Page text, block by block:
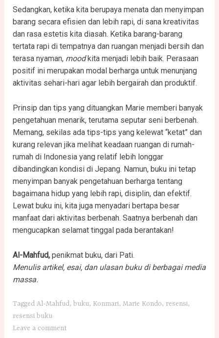
Sedangkan, ketika kita berupaya menata dan menyimpan
barang secara efisien dan lebih rapi, di sana kreativitas
dan rasa estetis kita diasah. Ketika barang-barang
tertata rapi di tempatnya dan ruangan menjadi bersih dan
terasa nyaman, moodkita menjadi lebih baik. Perasaan
positif ini merupakan modal berharga untuk menunjang
aktivitas sehari-hari agar lebih bergairah dan produktif.
Prinsip dan tips yang dituangkan Marie memberi banyak
pengetahuan menarik, terutama seputar seni berbenah.
Memang, sekilas ada tips-tips yang kelewat “ketat” dan
kurang relevan jika melihat keadaan ruangan di rumah-
rumah di Indonesia yang relatif lebih longgar
dibandingkan kondisi di Jepang. Namun, buku ini tetap
menyimpan banyak pengetahuan berharga tentang
bagaimana hidup yang lebih rapi, disiplin, dan efektif.
Lewat buku ini, kita juga menyadari bertapa besar
manfaat dari aktivitas berbenah. Saatnya berbenah dan
mengucapkan selamat tinggal pada berantakan!
Al-Mahfud, penikmat buku, dari Pati.
Menulis artikel, esai, dan ulasan buku di berbagai media
massa.
TaggedAl-Mahfud, buku, Konmari,Marie Kondo, resensi,
resensi buku
Leave a comment